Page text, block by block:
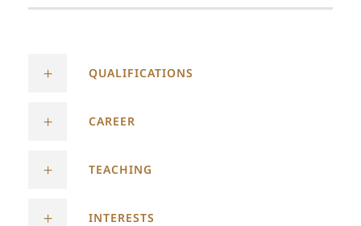
QUALIFICATIONS
CAREER
TEACHING
INTERESTS